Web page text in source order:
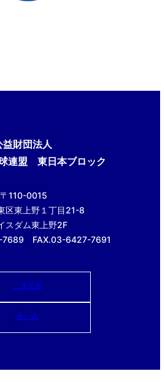
益財団法人
連盟 東日本ブロック
〒110-0015
区東上野１丁目21-8
スダム東上野2F
7689 FAX.03-6427-7691
ご意見箱
使い方